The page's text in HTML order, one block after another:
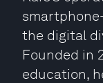
the digital
Founded in
education,